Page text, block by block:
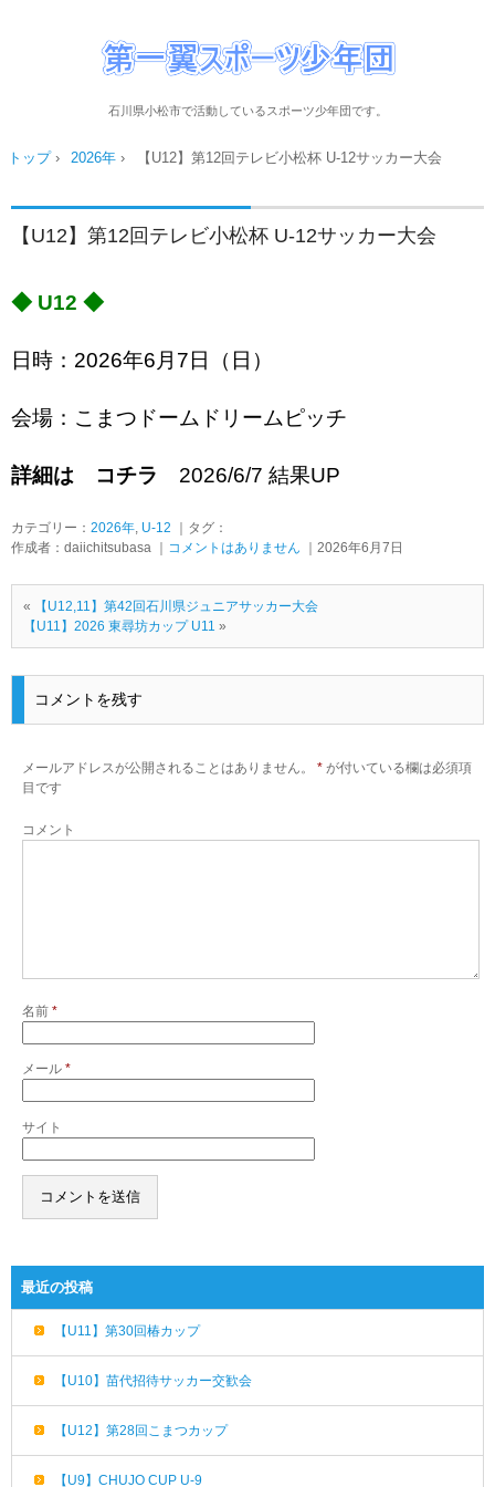
石川県小松市で活動しているスポーツ少年団です。
トップ› 2026年 › 【U12】第12回テレビ小松杯 U-12サッカー大会
【U12】第12回テレビ小松杯 U-12サッカー大会
◆ U12 ◆
日時：2026年6月7日（日）
会場：こまつドームドリームピッチ
詳細は コチラ 2026/6/7 結果UP
カテゴリー： 2026年, U-12 ｜タグ：
作成者：daiichitsubasa ｜ コメントはありません ｜2026年6月7日
«
【U12,11】第42回石川県ジュニアサッカー大会
【U11】2026 東尋坊カップ U11 »
コメントを残す
メールアドレスが公開されることはありません。 * が付いている欄は必須項
目です
コメント
名前 *
メール *
サイト
最近の投稿
【U11】第30回椿カップ
【U10】苗代招待サッカー交歓会
【U12】第28回こまつカップ
【U9】CHUJO CUP U-9